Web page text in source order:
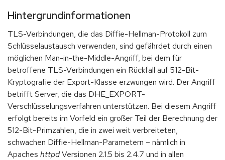
Hintergrundinformationen
TLS-Verbindungen, die das Diffie-Hellman-Protokoll zum
Schlüsselaustausch verwenden, sind gefährdet durch einen
möglichen Man-in-the-Middle-Angriff, bei dem für
betroffene TLS-Verbindungen ein Rückfall auf 512-Bit-
Kryptografie der Export-Klasse erzwungen wird. Der Angriff
betrifft Server, die das DHE_EXPORT-
Verschlüsselungsverfahren unterstützen. Bei diesem Angriff
erfolgt bereits im Vorfeld ein großer Teil der Berechnung der
512-Bit-Primzahlen, die in zwei weit verbreiteten,
schwachen Diffie-Hellman-Parametern – nämlich in
Apaches httpdVersionen 2.1.5 bis 2.4.7 und in allen